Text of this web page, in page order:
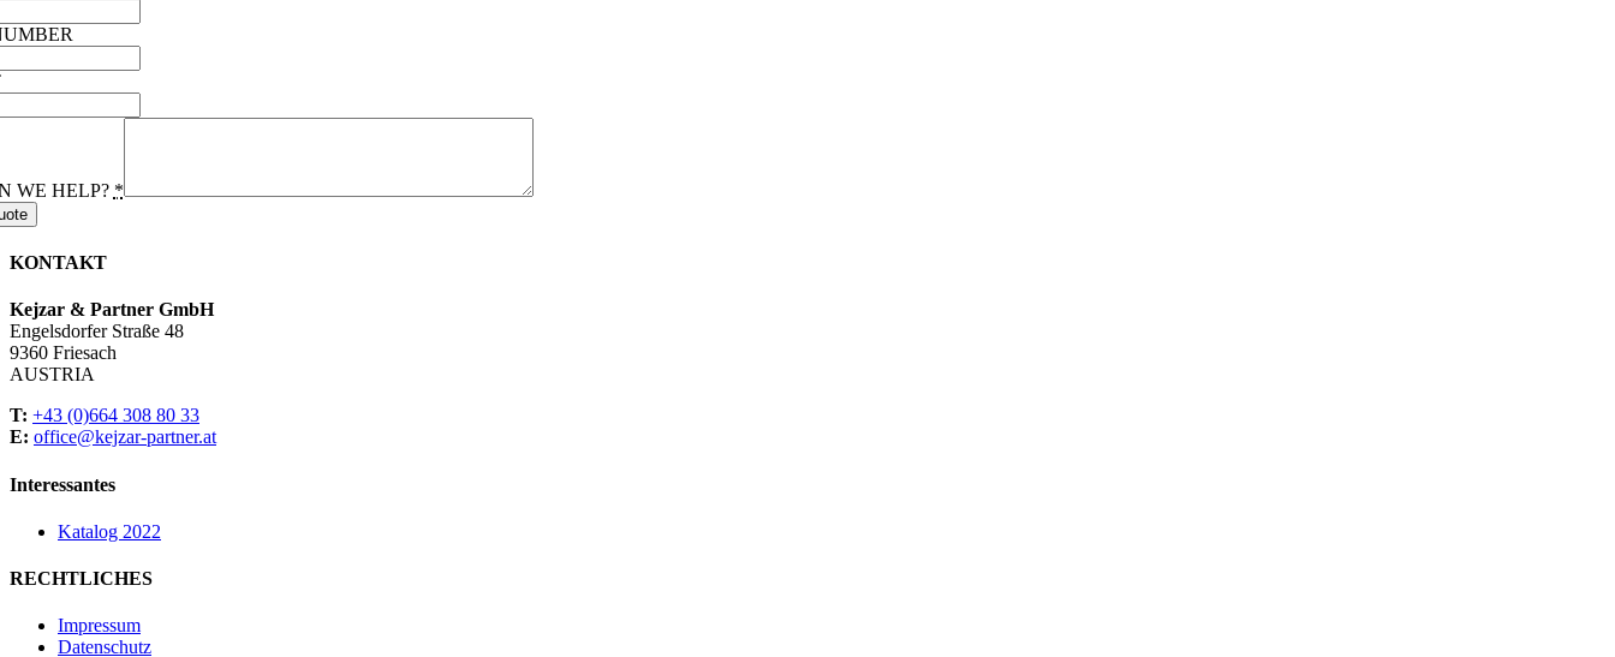
WE HELP? *
KONTAKT
Kejzar & Partner GmbH
Engelsdorfer Straße 48
9360 Friesach
AUSTRIA
T: +43 (0)664 308 80 33
E: office@kejzar-partner.at
Interessantes
Katalog 2022
RECHTLICHES
Impressum
Datenschutz